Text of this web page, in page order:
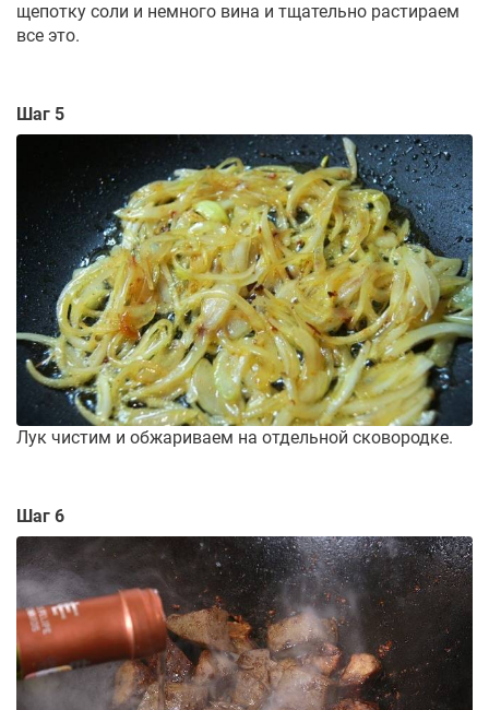
щепотку соли и немного вина и тщательно растираем
все это.
Шаг 5
Лук чистим и обжариваем на отдельной сковородке.
Шаг 6